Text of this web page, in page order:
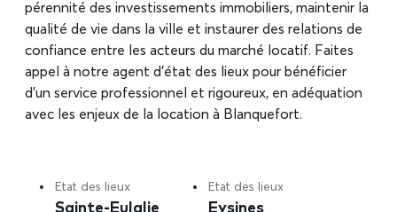
pérennité des investissements immobiliers, maintenir la
qualité de vie dans la ville et instaurer des relations de
confiance entre les acteurs du marché locatif. Faites
appel à notre agent d’état des lieux pour bénéficier
d’un service professionnel et rigoureux, en adéquation
avec les enjeux de la location à Blanquefort.
Etat des lieux
Sainte-Eulalie
Etat des lieux
Eysines